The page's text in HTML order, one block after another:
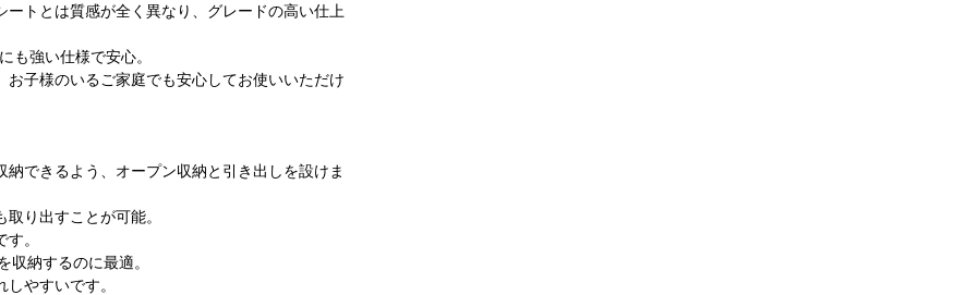
トとは質感が全く異なり、グレードの高い仕上
も強い仕様で安心。
子様のいるご家庭でも安心してお使いいただけ
できるよう、オープン収納と引き出しを設けま
り出すことが可能。
。
納するのに最適。
やすいです。